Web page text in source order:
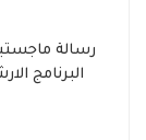
رسالة
البرنامج